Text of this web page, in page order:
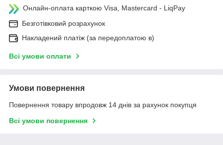
Онлайн-оплата карткою Visa, Mastercard - LiqPay
Безготівковий розрахунок
Накладений платіж (за передоплатою в)
Всі умови оплати
Умови повернення
Повернення товару впродовж 14 днів за рахунок покупця
Всі умови повернення